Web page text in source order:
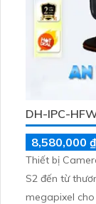
DH-IPC-
8,580,000 ₫
Thiết bị
S2 đến từ
megapixel cho hình ảnh